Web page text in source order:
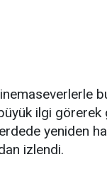
ilgi görerek
yeniden
izlendi.